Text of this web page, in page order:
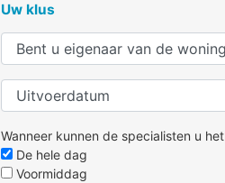
Uw klus
Wanneer kunnen de specialisten u
De hele dag
Voormiddag